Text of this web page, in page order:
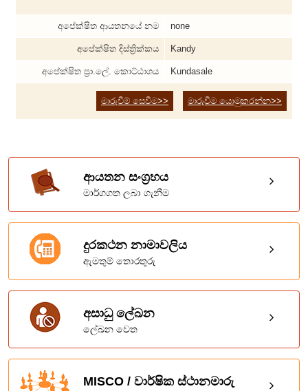
අපේක්ෂිත ආයතනයේ නම none
අපේක්ෂිත දිස්ත්‍රික්කය Kandy
අපේක්ෂිත ප්‍රා.ලේ. කොට්ඨාශය Kundasale
මාරුවීම් සෙවීම>> මාරුවීම යොමුකරන්න>>
ආයතන සංග්‍රහය
මාර්ගගත ලබා ගැනීම
දුරකථන නාමාවලිය
ඇමතුම් තොරතුරු
අසාධු ලේඛන
ලේඛන වෙත
MISCO / වාර්ෂික ස්ථානමාරු